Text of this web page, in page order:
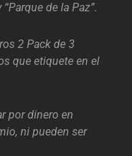
de la Paz”.
2 Pack de 3
que etiquete en el
por dinero en
ni pueden ser